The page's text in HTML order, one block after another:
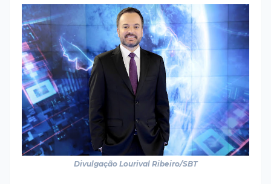
Divulgação Lourival Ribeiro/SBT